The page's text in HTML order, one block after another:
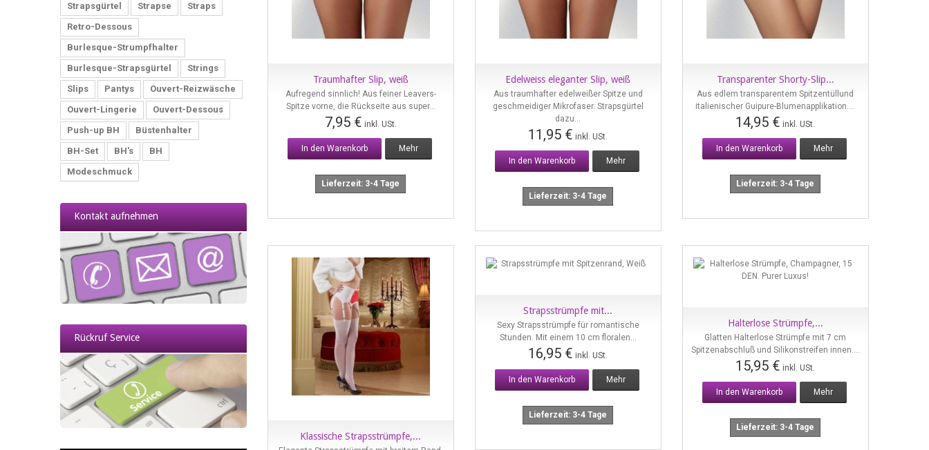
Dessous-Accesoires
2017/10/10
Reizwäsche & Ouvert-Dessous
2017/04/10
Strapse, Strapsstrümpfe & Nylons
Strapsgürtel
Strapse
Straps
Retro-Dessous
Burlesque-Strumpfhalter
Burlesque-Strapsgürtel
Strings
Slips
Pantys
Ouvert-Reizwäsche
Ouvert-Lingerie
Ouvert-Dessous
Push-up BH
Büstenhalter
BH-Set
BH's
BH
Modeschmuck
Kontakt aufnehmen
Rückruf Service
Vorschau
Traumhafter Slip, weiß
Aufregend sinnlich! Aus feiner Leavers-
Spitze vorne, die Rückseite aus super...
7,95 € inkl. USt.
In den Warenkorb Mehr
Lieferzeit: 3-4 Tage
Vorschau
Edelweiss eleganter Slip, weiß
Aus traumhafter edelweißer Spitze und
geschmeidiger Mikrofaser. Strapsgürtel
dazu...
11,95 € inkl. USt.
In den Warenkorb Mehr
Lieferzeit: 3-4 Tage
Vorschau
Transparenter Shorty-Slip...
Aus edlem transparentem Spitzentüllund
italienischer Guipure-Blumenapplikation....
14,95 € inkl. USt.
In den Warenkorb Mehr
Lieferzeit: 3-4 Tage
Vorschau
Klassische Strapsstrümpfe,...
Vorschau
Strapsstrümpfe mit...
Sexy Strapsstrümpfe für romantische
Stunden. Mit einem 10 cm floralen...
16,95 € inkl. USt.
In den Warenkorb Mehr
Lieferzeit: 3-4 Tage
Vorschau
Halterlose Strümpfe,...
Glatten Halterlose Strümpfe mit 7 cm
Spitzenabschluß und Silikonstreifen innen....
15,95 € inkl. USt.
In den Warenkorb Mehr
Lieferzeit: 3-4 Tage